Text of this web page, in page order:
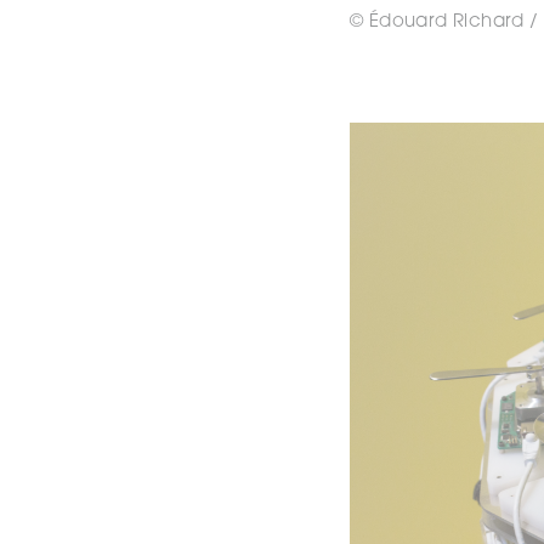
© Édouard Richard /